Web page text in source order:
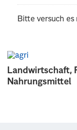
Landwirtschaft,
Nahrungsmittel
Bitte versuch